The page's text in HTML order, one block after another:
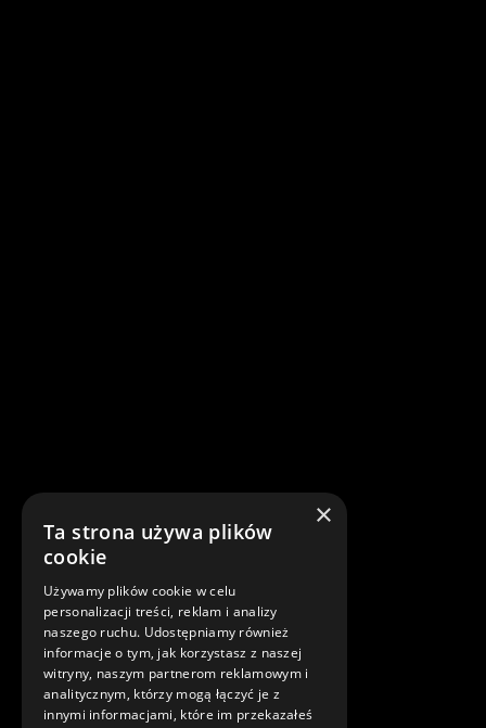
×
Ta strona używa plików
cookie
Używamy plików cookie w celu
personalizacji treści, reklam i analizy
naszego ruchu. Udostępniamy również
informacje o tym, jak korzystasz z naszej
witryny, naszym partnerom reklamowym i
analitycznym, którzy mogą łączyć je z
innymi informacjami, które im przekazałeś